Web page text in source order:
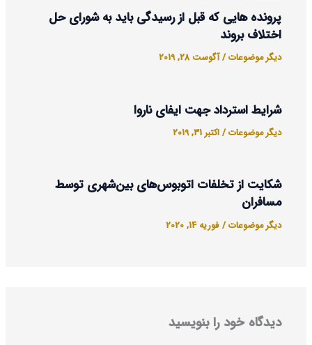
پرونده هایی که قبل از رسیدگی باید به شورای حل
اختلاف بروند
دیگر موضوعات/آگوست 28, 2019
شرایط استرداد جهت ایفای ناروا
دیگر موضوعات/اکتبر 31, 2019
شکایت از تخلفات اتوبوس‌های بین‌شهری توسط
مسافران
دیگر موضوعات/فوریه 14, 2020
دیدگاه‌ خود را بنویسید